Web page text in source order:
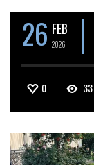
26 FEB
2026
0 33